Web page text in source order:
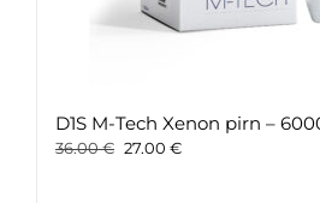
D1S M-Tech Xenon pirn –
36.00€ Original
27.00 €Current